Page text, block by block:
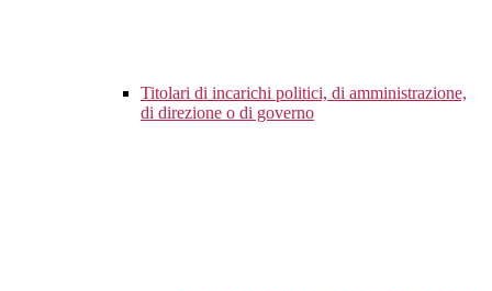
Titolari di incarichi politici, di amministrazione,
di direzione o di governo